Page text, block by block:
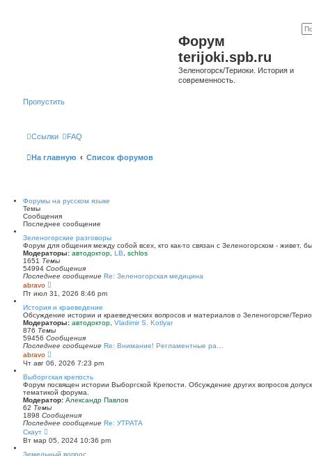
Форум
terijoki.spb.ru
Зеленогорск/Териоки. История и
современность.
Пропустить
Ссылки FAQ
На главную Список форумов
Форумы на русском языке
Темы
Сообщения
Последнее сообщение
Зеленогорские разговоры
Форум для общения между собой всех, кто как-то связан с Зеленогорском - живет,
Модераторы: автодоктор LB
schlos
1651 Темы
54994 Сообщения
Последнее сообщение Re: Зеленогорская медицина
abravo
е
р
е
й
т
и
к
п
с
л
е
д
н
е
м
у
с
б
Пт июл 31, 2026 8:46 pm
История и краеведение
Обсуждение истории и краеведческих вопросов и материалов о Зеленогорске/
Модераторы: автодоктор Vladimir S. Kotlyar
876 Темы
59456 Сообщения
Последнее сообщение Re: Внимание! Регламентные ра…
abravo
е
р
е
й
т
и
к
п
о
л
е
д
Чт авг 06, 2026 7:23 pm
Выборгская крепость
Форум посвящен истории Выборгской Крепости. Обсуждение других вопросов
тематикой форума.
Модератор: Александр Павлов
62 Темы
1898 Сообщения
Последнее сообщение Re: УТРАТА
Скаут
е
р
е
Вт мар 05, 2024 10:36 pm
Земельный вопрос